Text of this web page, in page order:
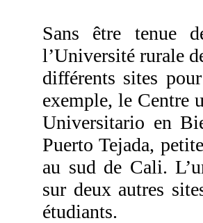
Sans être tenue
l’Université rurale
différents sites
exemple, le Centre
Universitario en
Puerto Tejada,
au sud de Cali.
sur deux autres
étudiants.